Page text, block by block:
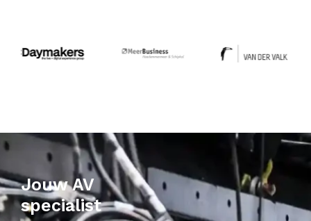
Jouw AV
specialist